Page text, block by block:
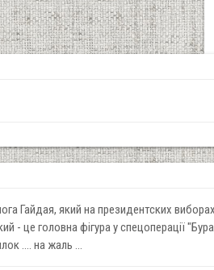
Гайдая, який на президентских виборах
це головна фігура у спецоперації
.... на жаль ...